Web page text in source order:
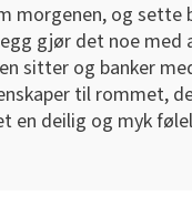
morgenen, og sette
gjør det noe med
sitter og banker
til rommet,
en deilig og myk